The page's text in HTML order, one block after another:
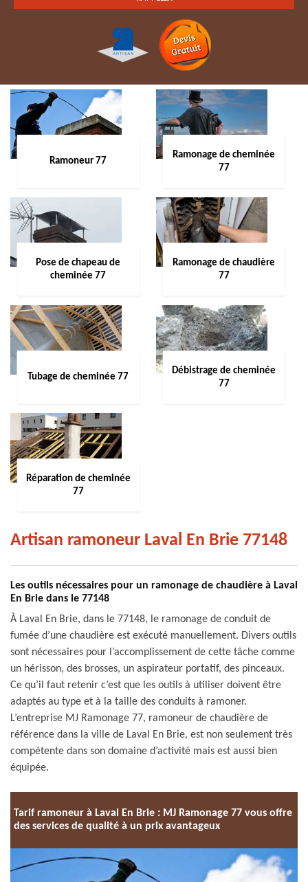
Ramoneur 77
Ramonage de cheminée
77
Pose de chapeau de
cheminée 77
Ramonage de chaudière
77
Tubage de cheminée 77
Débistrage de cheminée
77
Réparation de cheminée
77
Artisan ramoneur Laval En Brie 77148
Les outils nécessaires pour un ramonage de chaudière à Laval
En Brie dans le 77148
À Laval En Brie, dans le 77148, le ramonage de conduit de
fumée d’une chaudière est exécuté manuellement. Divers outils
sont nécessaires pour l’accomplissement de cette tâche comme
un hérisson, des brosses, un aspirateur portatif, des pinceaux.
Ce qu’il faut retenir c’est que les outils à utiliser doivent être
adaptés au type et à la taille des conduits à ramoner.
L’entreprise MJ Ramonage 77, ramoneur de chaudière de
référence dans la ville de Laval En Brie, est non seulement très
compétente dans son domaine d’activité mais est aussi bien
équipée.
Tarif ramoneur à Laval En Brie : MJ Ramonage 77 vous offre
des services de qualité à un prix avantageux